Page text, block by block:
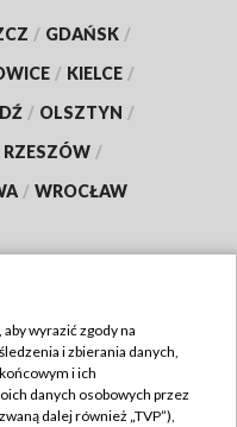
/ GDAŃSK /
/ KIELCE /
/ OLSZTYN /
RZESZÓW /
/ WROCŁAW
TVP
wyrazić zgody na
i zbierania danych,
i ich
danych osobowych przez
dalej również „TVP”),